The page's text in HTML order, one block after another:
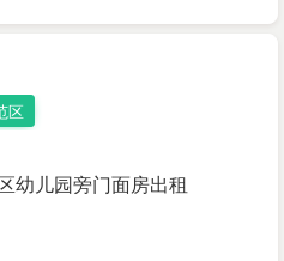
区
幼儿园旁门面房出租